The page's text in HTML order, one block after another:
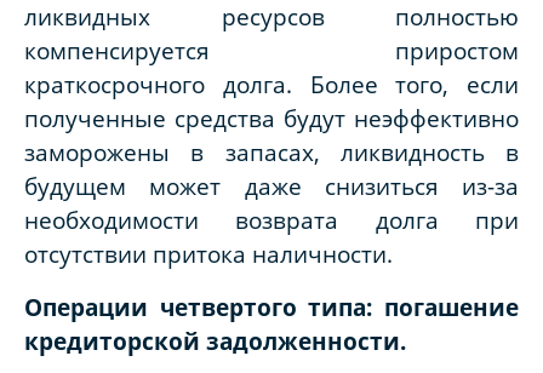
ликвидных ресурсов полностью
компенсируется приростом
краткосрочного долга. Более того, если
полученные средства будут неэффективно
заморожены в запасах, ликвидность в
будущем может даже снизиться из-за
необходимости возврата долга при
отсутствии притока наличности.
Операции четвертого типа: погашение
кредиторской задолженности.